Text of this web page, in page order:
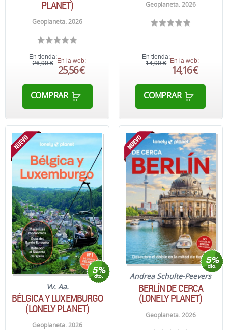
PLANET)
Geoplaneta. 2026
En tienda:
26,90 € En la web:
25,56 €
COMPRAR
Geoplaneta. 2026
En tienda:
14,90 € En la web:
14,16 €
COMPRAR
Vv. Aa.
BÉLGICA Y LUXEMBURGO
(LONELY PLANET)
Geoplaneta. 2026
Andrea Schulte-Peevers
BERLÍN DE CERCA
(LONELY PLANET)
Geoplaneta. 2026